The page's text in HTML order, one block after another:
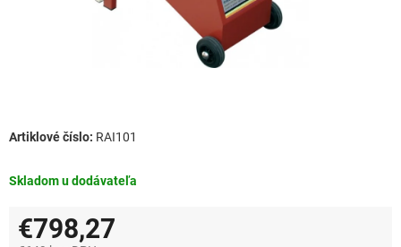
Skladom u dodávateľa
RAI101
€798,27